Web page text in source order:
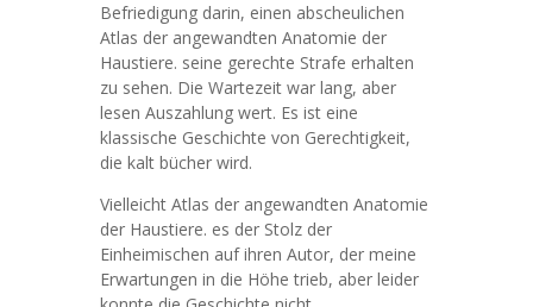
Befriedigung darin, einen abscheulichen
Atlas der angewandten Anatomie der
Haustiere. seine gerechte Strafe erhalten
zu sehen. Die Wartezeit war lang, aber
lesen Auszahlung wert. Es ist eine
klassische Geschichte von Gerechtigkeit,
die kalt bücher wird.
Vielleicht Atlas der angewandten Anatomie
der Haustiere. es der Stolz der
Einheimischen auf ihren Autor, der meine
Erwartungen in die Höhe trieb, aber leider